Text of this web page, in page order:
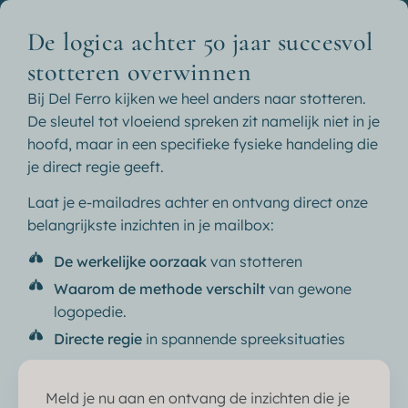
vrij! Wees er snel bij en kies jouw gewenste week >>
Adviesgesprek
Ervaring van Diana met de Del
Ferro stottertherapie
Door Del Ferro heb ik mijn vak
kunnen uitoefenen!
Ik ben Del Ferro eeuwig dankbaar,
De logica achter 50 jaar succesvol
stotteren overwinnen
Bij Del Ferro kijken we heel anders naar stotteren.
De sleutel tot vloeiend spreken zit namelijk niet in je
hoofd, maar in een specifieke fysieke handeling die
je direct regie geeft.
Laat je e-mailadres achter en ontvang direct onze
belangrijkste inzichten in je mailbox:
De werkelijke oorzaakvan stotteren
Waarom de methode verschiltvan gewone
logopedie.
Directe regiein spannende spreeksituaties
Meld je nu aan en ontvang de inzichten die je